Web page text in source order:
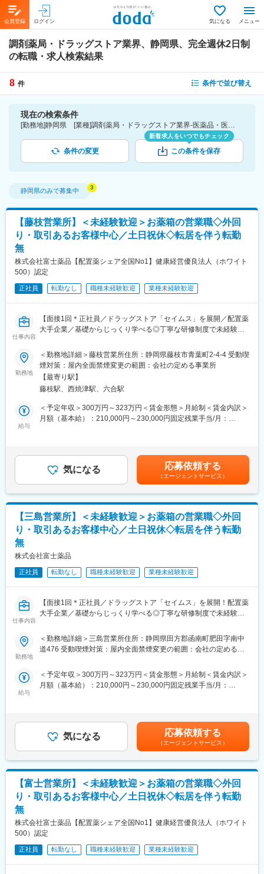
会員登録 ログイン 気になる メニュー
調剤薬局・ドラッグストア業界、静岡県、完全週休2日制
の転職・求人検索結果
8 件 条件で並び替え
現在の検索条件
[勤務地]静岡県 [業種]調剤薬局・ドラッグストア業界-医薬品・医療機器・ライフサイエンス・医療系サービス [こだわり条件ピックアップ]完全週休2日制 [詳細条件](休日・働き方)完全週休2日制
条件の変更
新着求人をいつでもチェック
この条件を保存
静岡県のみで募集中
【藤枝営業所】＜未経験歓迎＞お薬箱の営業職◇外回
り・取引あるお客様中心／土日祝休◇転居を伴う転勤
無
株式会社富士薬品【配置薬シェア全国No1】健康経営優良法人（ホワイト
500）認定
正社員 転勤なし 職種未経験歓迎 業種未経験歓迎
仕事内容
【面接1回＊正社員／ドラッグストア「セイムス」を展開／配置薬
大手企業／基礎からじっくり学べる◎丁寧な研修制度で未経験の
■職務内容：
担当エリアのお客様（個人宅や企業）へ訪問し、配置薬（お薬
箱）や健康食品の提案をお任せします。
※既に、取引のあるお客様先を訪問するスタイルです。
＜仕事の流れ＞
たり20～30分程度）
・健康相談、新商品・サービスのご提案 など
※一部、新たに配置薬を置いていただくお客様への訪問がありま
└配置薬は無料でおけるので、お客様も抵抗なく置いてくれる製
を身につけます。
・入社2週間～1カ月 ： 先輩社員に同行し、仕事の流れを学びま
キルを習得します。
・入社1カ月以降 ： 慣れてきたら独り立ち。既存のお客様をメイ
◎困ったら先輩社員に相談しやすい雰囲気です。
＜専門資格を取得できる＞
・資格取得にあたっては、無料で支援を行いますのでご安心くだ
さい。
・資格取得後は、資格手当として給与にも反映されます。
・残業20h以内
・スケジュールに合わせて直行直帰可
■やりがい：
・最近、健康のことで困っていることがないかなど、親身にお話
を聞くことで、お客様と信頼関係を築き、お客様の健康管理に貢
勤務地
＜勤務地詳細＞藤枝営業所住所：静岡県藤枝市青葉町2-4-4 受動喫
煙対策：屋内全面禁煙変更の範囲：会社の定める事業所
【最寄り駅】
藤枝駅、西焼津駅、六合駅
給与
＜予定年収＞300万円～323万円＜賃金形態＞月給制＜賃金内訳＞
月額（基本給）：210,000円～230,000円固定残業手当/月：
年収は当社規定に基づき、年齢や経験に応じて決定します。・昇
給：年1回（4月）＜モデル給与＞※入社3年目平均基本給＋各種手
当＋業績連動給→総支給月額344,141円※業績連動給：月の予算達
成や売り上げに対して支払われます。賃金はあくまでも目安の金
額であり、選考を通じて上下する可能性があります。月給(月額)は
固定手当を含めた表記です。
気になる 応募依頼する
（エージェントサービス）
【三島営業所】＜未経験歓迎＞お薬箱の営業職◇外回
り・取引あるお客様中心／土日祝休◇転居を伴う転勤
無
株式会社富士薬品
正社員 転勤なし 職種未経験歓迎 業種未経験歓迎
仕事内容
【面接1回＊正社員／ドラッグストア「セイムス」を展開！配置薬
大手企業／基礎からじっくり学べる◎丁寧な研修制度で未経験の
■職務内容：
※既に、取引のあるお客様先を訪問するスタイルです。
※社用車（軽自動車）に乗ってお客様宅へ訪問をします。（1件あ
たり20～30分程度）
・配置薬や健康食品の期限管理
・使った分の配置薬を補充
・使用したお薬代金の集金
・健康相談、新商品・サービスのご提案 など
す。
└配置薬は無料でおけるので、お客様も抵抗なく置いてくれる製
品です。
勤務地
＜勤務地詳細＞三島営業所住所：静岡県田方郡函南町肥田字南中
道476 受動喫煙対策：屋内全面禁煙変更の範囲：会社の定める事
給与
＜予定年収＞300万円～323万円＜賃金形態＞月給制＜賃金内訳＞
月額（基本給）：210,000円～230,000円固定残業手当/月：
年収は当社規定に基づき、年齢や経験に応じて決定します。・昇
給：年1回（4月）＜モデル給与＞※入社3年目平均基本給＋各種手
当＋業績連動給→総支給月額344,141円※業績連動給：月の予算達
成や売り上げに対して支払われます賃金はあくまでも目安の金額
であり、選考を通じて上下する可能性があります。月給(月額)は固
定手当を含めた表記です。
気になる 応募依頼する
（エージェントサービス）
【富士営業所】＜未経験歓迎＞お薬箱の営業職◇外回
り・取引あるお客様中心／土日祝休◇転居を伴う転勤
無
株式会社富士薬品【配置薬シェア全国No1】健康経営優良法人（ホワイト
500）認定
正社員 転勤なし 職種未経験歓迎 業種未経験歓迎